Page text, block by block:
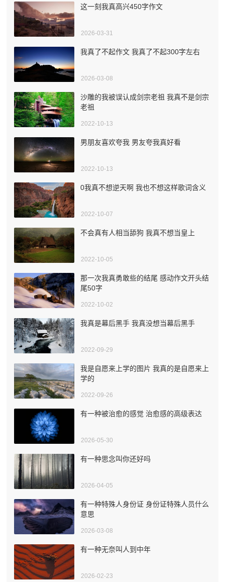
这一刻我真高兴450字作文
2026-03-31
我真了不起作文 我真了不起300字左右
2026-03-08
沙雕的我被误认成剑宗老祖 我真不是剑宗
老祖
2022-10-13
男朋友喜欢夸我 男友夸我真好看
2022-10-13
0我真不想逆天啊 我也不想这样歌词含义
2022-10-07
不会真有人相当舔狗 我真不想当皇上
2022-10-05
那一次我真勇敢些的结尾 感动作文开头结
尾50字
2022-10-02
我真是幕后黑手 我真没想当幕后黑手
2022-09-29
我是自愿来上学的图片 我真的是自愿来上
学的
2022-09-26
有一种被治愈的感觉 治愈感的高级表达
2026-05-30
有一种思念叫你还好吗
2026-04-05
有一种特殊人身份证 身份证特殊人员什么
意思
2026-03-08
有一种无奈叫人到中年
2026-02-23